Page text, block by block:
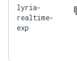
lyria-
realtime-
exp